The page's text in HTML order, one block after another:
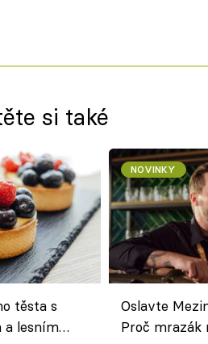
si také
těsta s
a lesním
NOVINKY
Oslavte
Proč